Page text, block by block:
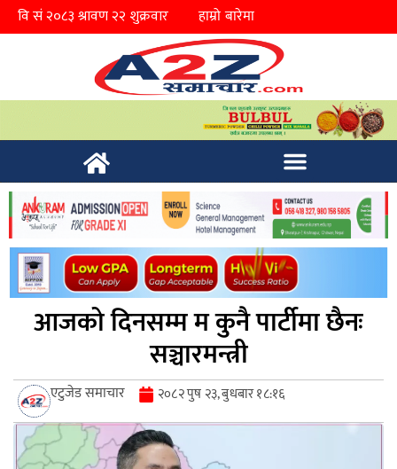
हाम्रो बारेमा
आजको दिनसम्म म कुनै पार्टीमा छैनः
सञ्चारमन्त्री
एटुजेड समाचार २०८२ पुष २३, बुधबार १८:१६